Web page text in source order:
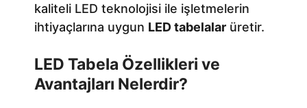
kaliteli LED teknolojisi ile işletmelerin
ihtiyaçlarına uygun LED tabelalar üretir.
LED Tabela Özellikleri ve
Avantajları Nelerdir?